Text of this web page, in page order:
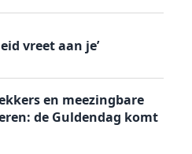
vreet aan je’
en meezingbare
de Guldendag komt